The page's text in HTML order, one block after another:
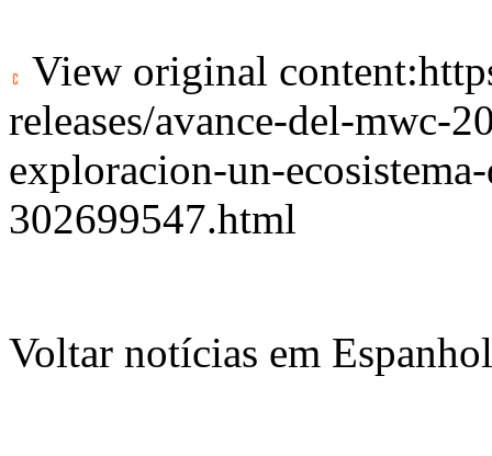
View original content:
releases/avance-del-mwc-
exploracion-un-
302699547.html
Voltar notícias em Espanhol